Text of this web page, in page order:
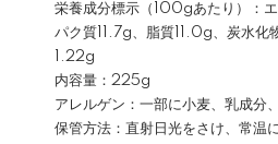
栄養成分標示（100gあたり）：
パク質11.7g、脂質11.0g、炭水化
1.22g
内容量：225g
アレルゲン：一部に小麦、乳成分
保管方法：直射日光をさけ、常温